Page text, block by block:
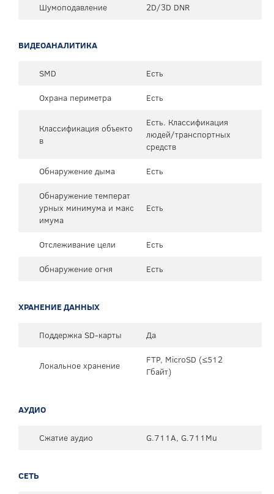
Шумоподавление 2D/3D DNR
ВИДЕОАНАЛИТИКА
SMD
Есть
Охрана периметра
Есть
Классификация объекто
в
Есть. Классификация
людей/транспортных
средств
Обнаружение дыма
Есть
Обнаружение температ
урных минимума и макс
имума
Есть
Отслеживание цели
Есть
Обнаружение огня
Есть
ХРАНЕНИЕ ДАННЫХ
Поддержка SD-карты Да
Локальное хранение
FTP, MicroSD (≤512
Гбайт)
АУДИО
Сжатие аудио G.711A, G.711Mu
СЕТЬ